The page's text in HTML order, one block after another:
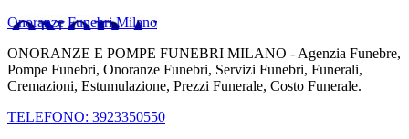
Onoranze Funebri Milano
ONORANZE E POMPE FUNEBRI MILANO - Agenzia Funebre,
Pompe Funebri, Onoranze Funebri, Servizi Funebri, Funerali,
Cremazioni, Estumulazione, Prezzi Funerale, Costo Funerale.
TELEFONO: 3923350550